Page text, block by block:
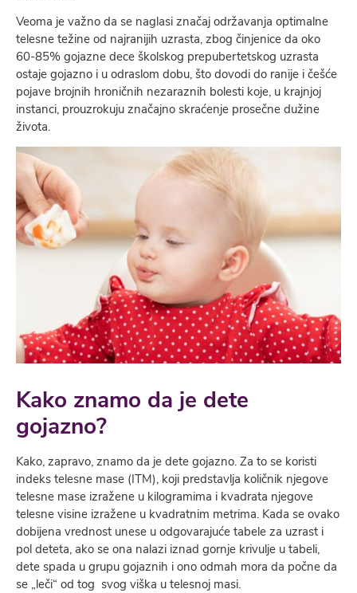
Veoma je važno da se naglasi značaj održavanja optimalne
telesne težine od najranijih uzrasta, zbog činjenice da oko
60-85% gojazne dece školskog prepubertetskog uzrasta
ostaje gojazno i u odraslom dobu, što dovodi do ranije i češće
pojave brojnih hroničnih nezaraznih bolesti koje, u krajnjoj
instanci, prouzrokuju značajno skraćenje prosečne dužine
života.
Kako znamo da je dete
gojazno?
Kako, zapravo, znamo da je dete gojazno. Za to se koristi
indeks telesne mase (ITM), koji predstavlja količnik njegove
telesne mase izražene u kilogramima i kvadrata njegove
telesne visine izražene u kvadratnim metrima. Kada se ovako
dobijena vrednost unese u odgovarajuće tabele za uzrast i
pol deteta, ako se ona nalazi iznad gornje krivulje u tabeli,
dete spada u grupu gojaznih i ono odmah mora da počne da
se „leči“ od tog svog viška u telesnoj masi.